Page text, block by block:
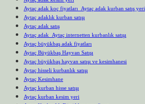
Aytaç adak koç fiyatları Aytaç adak kurban satış yeri
Aytaç adaklık kurban satışı
Aytaç adak satış
Aytaç adak Aytaç internetten kurbanlık satışı
Aytaç büyükbaş adak fiyatları
Aytaç Büyükbaş Hayvan Satışı
Aytaç büyükbaş hayvan satışı ve kesimhanesi
Aytaç hisseli kurbanlık satışı
Aytaç Kesimhane
Aytaç kurban hisse satışı
Aytaç kurban kesim yeri